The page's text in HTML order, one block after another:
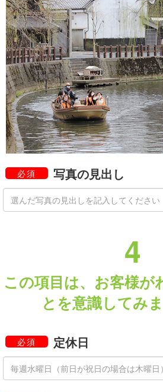
必須 写真の見出し
4
この項目は、お客様が
とを意識してみ
必須 定休日